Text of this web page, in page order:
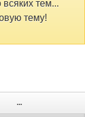
тем...
тему!
...